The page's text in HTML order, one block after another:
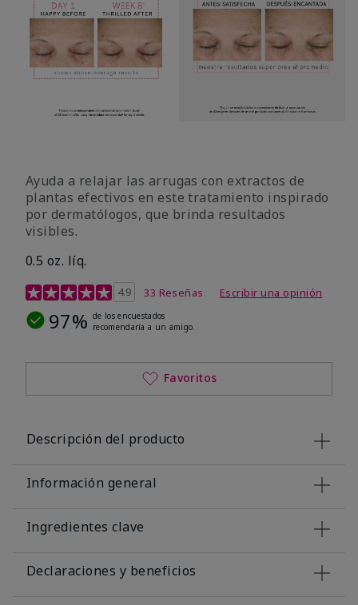
Ayuda a relajar las arrugas con extractos de
plantas efectivos en este tratamiento inspirado
por dermatólogos, que brinda resultados
visibles.
0.5 oz. líq.
Calificación de clientes de 4,9 de 5
4.9 33 Reseñas Escribir una opinión
97% de los encuestados
recomendaría a un amigo.
Favoritos
Descripción del producto
Información general
Ingredientes clave
Declaraciones y beneficios